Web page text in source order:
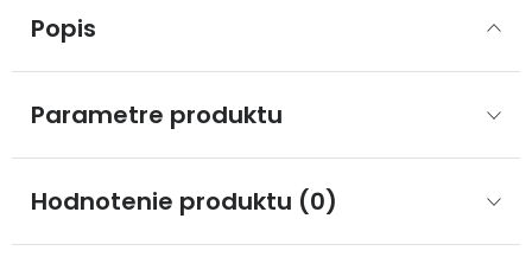
Popis
Parametre produktu
Hodnotenie produktu (0)